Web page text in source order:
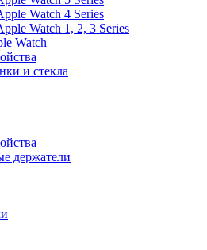
Watch 4 Series
Watch 1, 2, 3 Series
Watch
и стекла
держатели